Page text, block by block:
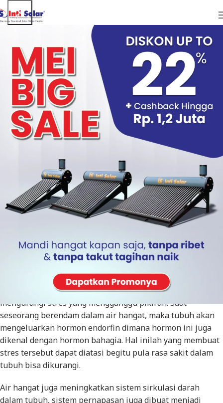
Manfaat dan Cara Atasi Stres dengan
Meditasi Air Hangat
Air hangat bisa didapatkan melalui water heater solar
terbaik, sehingga tidak perlu repot lagi untuk memasak air.
Air hangat bisa dimanfaatkan untuk meditasi guna
mengurangi stres yang mengganggu pikiran. Saat
seseorang berendam dalam air hangat, maka tubuh akan
mengeluarkan hormon endorfin dimana hormon ini juga
dikenal dengan hormon bahagia. Hal inilah yang membuat
stres tersebut dapat diatasi begitu pula rasa sakit dalam
tubuh bisa dikurangi.
Air hangat juga meningkatkan sistem sirkulasi darah
dalam tubuh, sistem pernapasan juga dibuat menjadi